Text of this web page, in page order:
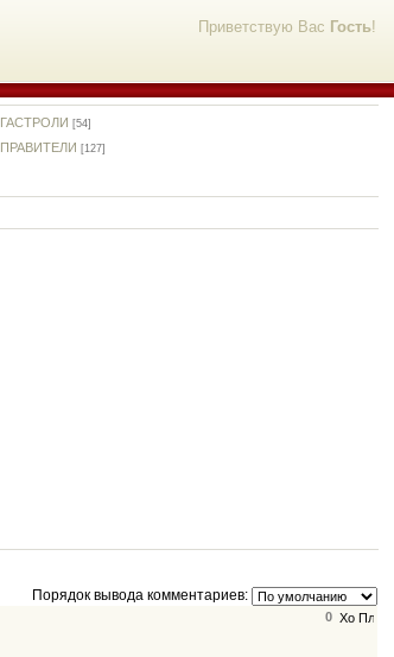
Приветствую Вас Гость!
ГАСТРОЛИ [54]
ПРАВИТЕЛИ [127]
Порядок вывода комментариев:
0